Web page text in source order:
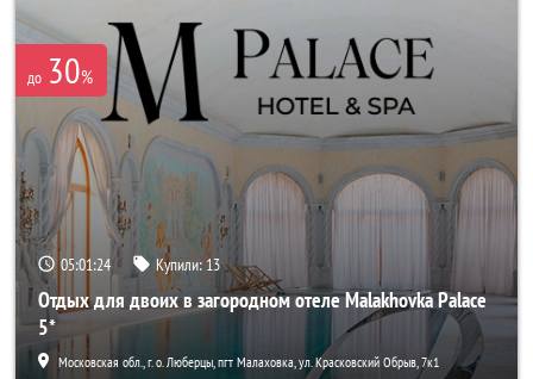
до 30%
05:01:23 Купили: 13
Отдых для двоих в загородном отеле Malakhovka Palace
5*
Московская обл., г. о. Люберцы, пгт Малаховка, ул. Красковский Обрыв, 7к1